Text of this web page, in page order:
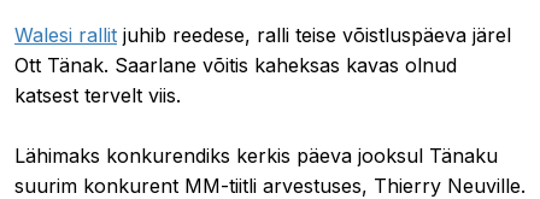
Walesi rallit juhib reedese, ralli teise võistluspäeva järel
Ott Tänak. Saarlane võitis kaheksas kavas olnud
katsest tervelt viis.
Lähimaks konkurendiks kerkis päeva jooksul Tänaku
suurim konkurent MM-tiitli arvestuses, Thierry Neuville.